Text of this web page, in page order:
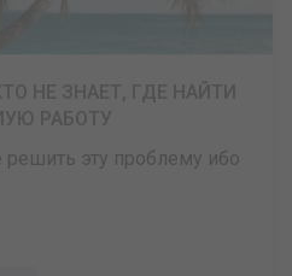
решить эту проблему ибо